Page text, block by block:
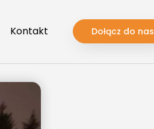
Kontakt Dołącz do nas